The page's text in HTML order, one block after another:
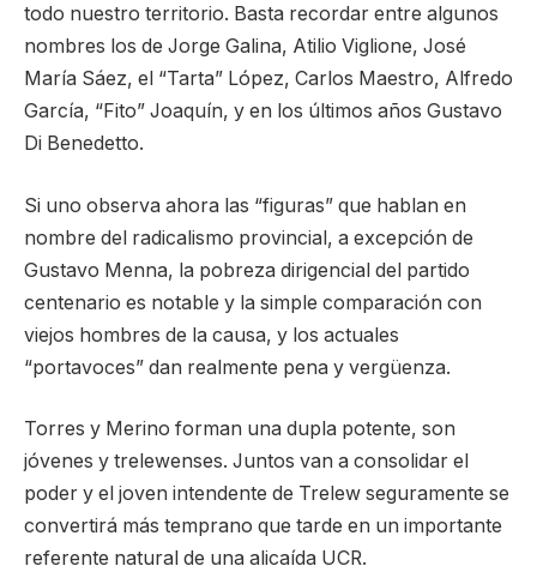
todo nuestro territorio. Basta recordar entre algunos
nombres los de Jorge Galina, Atilio Viglione, José
María Sáez, el “Tarta” López, Carlos Maestro, Alfredo
García, “Fito” Joaquín, y en los últimos años Gustavo
Di Benedetto.
Si uno observa ahora las “figuras” que hablan en
nombre del radicalismo provincial, a excepción de
Gustavo Menna, la pobreza dirigencial del partido
centenario es notable y la simple comparación con
viejos hombres de la causa, y los actuales
“portavoces” dan realmente pena y vergüenza.
Torres y Merino forman una dupla potente, son
jóvenes y trelewenses. Juntos van a consolidar el
poder y el joven intendente de Trelew seguramente se
convertirá más temprano que tarde en un importante
referente natural de una alicaída UCR.